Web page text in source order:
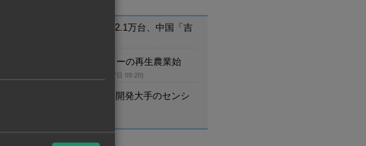
【タイ】7月のEV新車登録2.1万台、中国「吉
【ベトナム】UCCがコーヒーの再生農業始
(8月7日 09:20)
【タイ】野村不動産、住宅開発大手のセンシ